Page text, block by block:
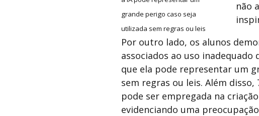
grande perigo caso seja
utilizada sem regras ou leis
não
Por outro lado, os alunos
associados ao uso inadequado
que ela pode representar um
sem regras ou leis. Além
pode ser empregada na
evidenciando uma